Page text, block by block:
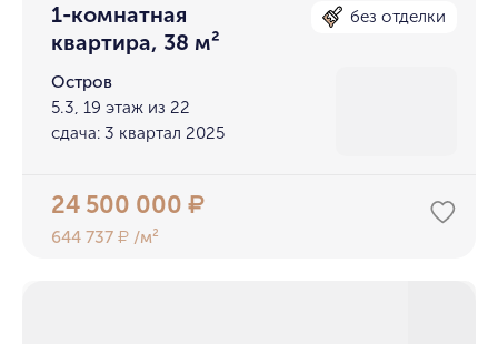
1-комнатная
квартира, 38 м²
без отделки
Остров
5.3, 19 этаж из 22
сдача: 3 квартал 2025
24 500 000₽
644 737₽ /м²